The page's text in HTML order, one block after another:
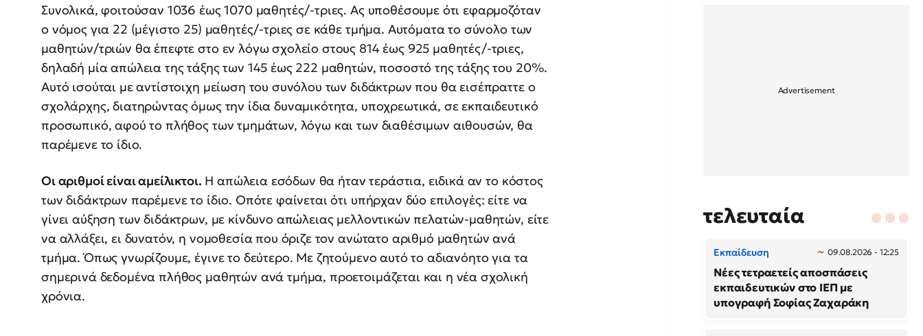
Συνολικά, φοιτούσαν 1036 έως 1070 μαθητές/-τριες. Ας υποθέσουμε ότι εφαρμοζόταν
ο νόμος για 22 (μέγιστο 25) μαθητές/-τριες σε κάθε τμήμα. Αυτόματα το σύνολο των
μαθητών/τριών θα έπεφτε στο εν λόγω σχολείο στους 814 έως 925 μαθητές/-τριες,
δηλαδή μία απώλεια της τάξης των 145 έως 222 μαθητών, ποσοστό της τάξης του 20%.
Αυτό ισούται με αντίστοιχη μείωση του συνόλου των διδάκτρων που θα εισέπραττε ο
σχολάρχης, διατηρώντας όμως την ίδια δυναμικότητα, υποχρεωτικά, σε εκπαιδευτικό
προσωπικό, αφού το πλήθος των τμημάτων, λόγω και των διαθέσιμων αιθουσών, θα
παρέμενε το ίδιο.
Οι αριθμοί είναι αμείλικτοι. Η απώλεια εσόδων θα ήταν τεράστια, ειδικά αν το κόστος
των διδάκτρων παρέμενε το ίδιο. Οπότε φαίνεται ότι υπήρχαν δύο επιλογές: είτε να
γίνει αύξηση των διδάκτρων, με κίνδυνο απώλειας μελλοντικών πελατών-μαθητών, είτε
να αλλάξει, ει δυνατόν, η νομοθεσία που όριζε τον ανώτατο αριθμό μαθητών ανά
τμήμα. Όπως γνωρίζουμε, έγινε το δεύτερο. Με ζητούμενο αυτό το αδιανόητο για τα
σημερινά δεδομένα πλήθος μαθητών ανά τμήμα, προετοιμάζεται και η νέα σχολική
χρόνια.
τελευταία
Εκπαίδευση 09.08.2026 - 12:25
Νέες τετραετείς αποσπάσεις
εκπαιδευτικών στο ΙΕΠ με
υπογραφή Σοφίας Ζαχαράκη